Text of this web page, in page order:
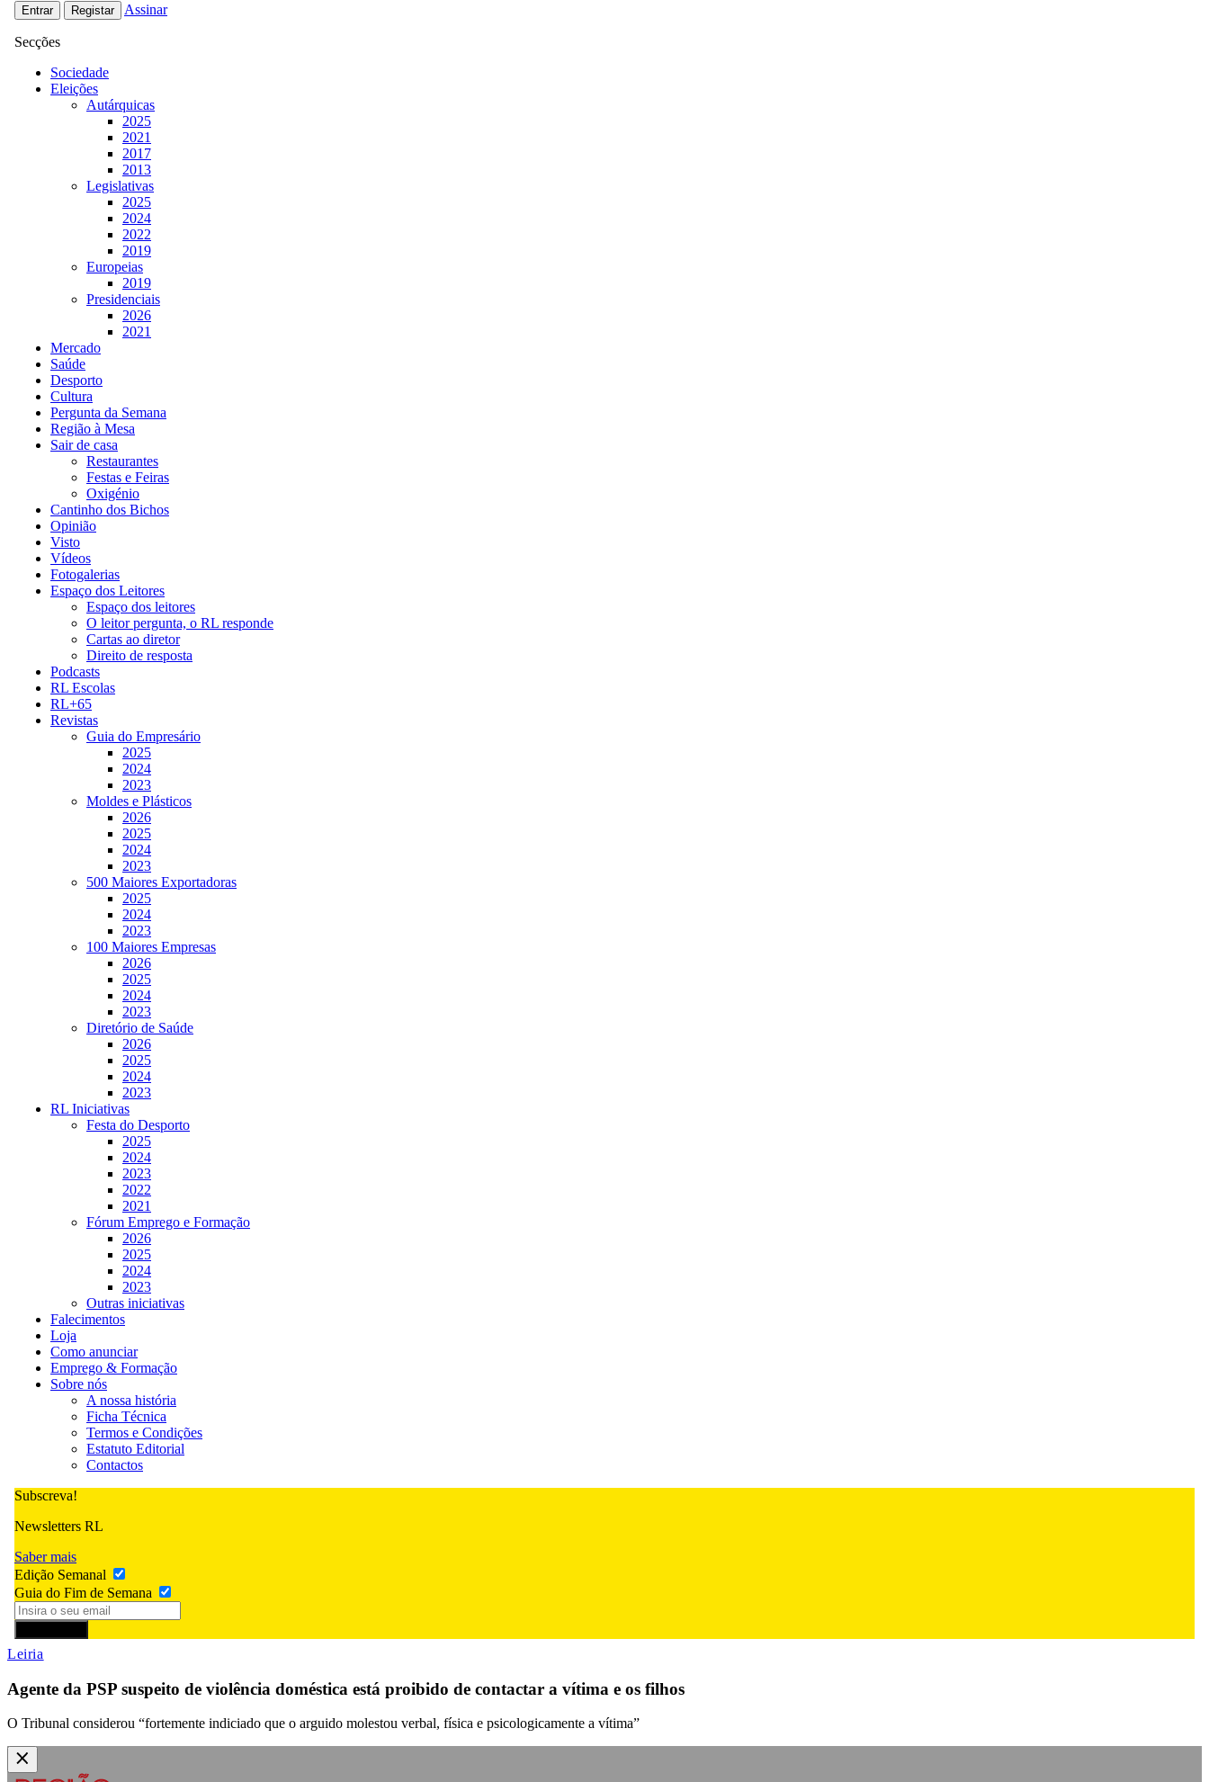
Entrar Registar Assinar
Secções
Sociedade
Eleições
Autárquicas
2025
2021
2017
2013
Legislativas
2025
2024
2022
2019
Europeias
2019
Presidenciais
2026
2021
Mercado
Saúde
Desporto
Cultura
Pergunta da Semana
Região à Mesa
Sair de casa
Restaurantes
Festas e Feiras
Oxigénio
Cantinho dos Bichos
Opinião
Visto
Vídeos
Fotogalerias
Espaço dos Leitores
Espaço dos leitores
O leitor pergunta, o RL responde
Cartas ao diretor
Direito de resposta
Podcasts
RL Escolas
RL+65
Revistas
Guia do Empresário
2025
2024
2023
Moldes e Plásticos
2026
2025
2024
2023
500 Maiores Exportadoras
2025
2024
2023
100 Maiores Empresas
2026
2025
2024
2023
Diretório de Saúde
2026
2025
2024
2023
RL Iniciativas
Festa do Desporto
2025
2024
2023
2022
2021
Fórum Emprego e Formação
2026
2025
2024
2023
Outras iniciativas
Falecimentos
Loja
Como anunciar
Emprego & Formação
Sobre nós
A nossa história
Ficha Técnica
Termos e Condições
Estatuto Editorial
Contactos
Subscreva!
Newsletters RL
Saber mais
Edição Semanal
Guia do Fim de Semana
Leiria
Agente da PSP suspeito de violência doméstica está proibido de contactar a vítima e os filhos
O Tribunal considerou “fortemente indiciado que o arguido molestou verbal, física e psicologicamente a vítima”